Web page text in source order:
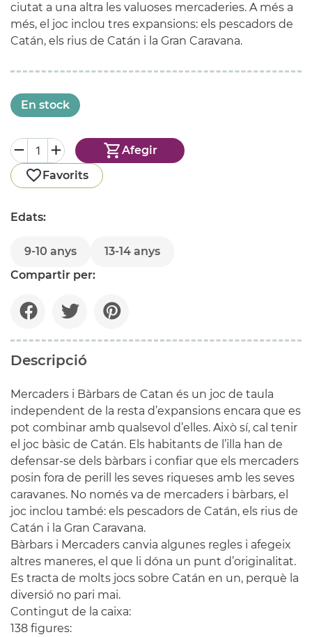
ciutat a una altra les valuoses mercaderies. A més a
més, el joc inclou tres expansions: els pescadors de
Catán, els rius de Catán i la Gran Caravana.
En stock
Afegir
Favorits
Edats:
9-10 anys
13-14 anys
Compartir per:
Descripció
Mercaders i Bàrbars de Catan és un joc de taula
independent de la resta d’expansions encara que es
pot combinar amb qualsevol d’elles. Això sí, cal tenir
el joc bàsic de Catán. Els habitants de l’illa han de
defensar-se dels bàrbars i confiar que els mercaders
posin fora de perill les seves riqueses amb les seves
caravanes. No només va de mercaders i bàrbars, el
joc inclou també: els pescadors de Catán, els rius de
Catán i la Gran Caravana.
Bàrbars i Mercaders canvia algunes regles i afegeix
altres maneres, el que li dóna un punt d’originalitat.
Es tracta de molts jocs sobre Catán en un, perquè la
diversió no pari mai.
Contingut de la caixa:
138 figures: